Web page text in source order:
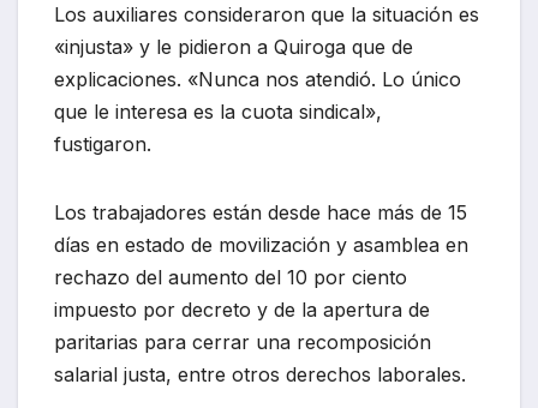
Los auxiliares consideraron que la situación es
«injusta» y le pidieron a Quiroga que de
explicaciones. «Nunca nos atendió. Lo único
que le interesa es la cuota sindical»,
fustigaron.
Los trabajadores están desde hace más de 15
días en estado de movilización y asamblea en
rechazo del aumento del 10 por ciento
impuesto por decreto y de la apertura de
paritarias para cerrar una recomposición
salarial justa, entre otros derechos laborales.